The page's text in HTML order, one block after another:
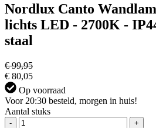
Nordlux Canto
lichts LED - 2700K -
staal
€ 99,95
€ 80,05
Op voorraad
Voor 20:30 besteld, morgen in huis!
Aantal stuks
-
+